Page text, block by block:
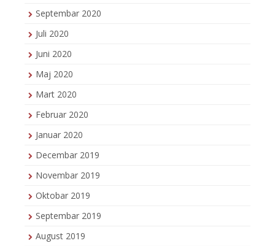
Septembar 2020
Juli 2020
Juni 2020
Maj 2020
Mart 2020
Februar 2020
Januar 2020
Decembar 2019
Novembar 2019
Oktobar 2019
Septembar 2019
August 2019